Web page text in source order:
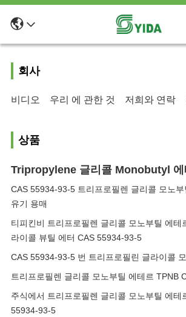
회사
비디오 우리 에 관한 것 저희와 연락
상품
Tripropylene 글리콜 Monobutyl 에
CAS 55934-93-5 트리프로필렌 글리콜 모노
유기 용매
티피킨비 트리프로필렌 글리콜 모노부틸 에테
라이콜 뷰틸 에터 CAS 55934-93-5
CAS 55934-93-5 번 트리프로필린 글라이콜
트리프로필렌 글리콜 모노부틸 에테르 TPNB
주식에서 트리프로필렌 글리콜 모노부틸 에테
55934-93-5